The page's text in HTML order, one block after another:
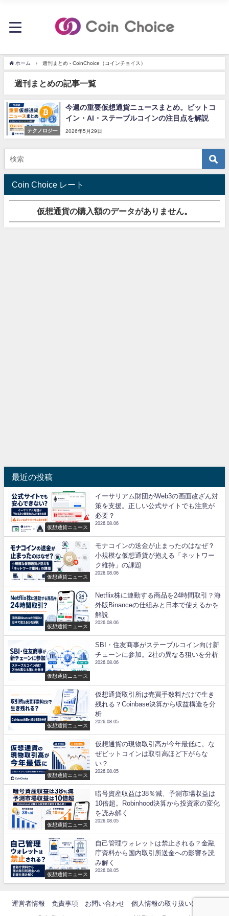
ホーム 週刊まとめ - CoinChoice（コインチョイス）
週刊まとめの記事一覧
テクノロジー
今週の重要仮想通貨ニュースまとめ。ビットコ
イン・AI・ステーブルコインの注目点を解説
2026年5月29日
Coin Choice レート
仮想通貨の購入額のデータがありません。
最近の投稿
仮想通貨ニュース
イーサリアム財団がWeb3の画面改ざん対
策を支援。正しい公式サイトでも注意が
必要？
2026.08.06
仮想通貨ニュース
モナコインの送金が止まったのはなぜ？
小規模な仮想通貨が抱える「ネットワー
ク維持」の課題
2026.08.06
仮想通貨ニュース
Netflix株に連動する商品を24時間取引？海
外版Binanceの仕組みと日本で使えるかを
解説
2026.08.06
仮想通貨ニュース
SBI・住友商事がステーブルコイン向け新
チェーンに参加。2社の異なる狙いを分析
2026.08.06
仮想通貨ニュース
仮想通貨取引所は売買手数料だけで生き
残れる？Coinbase決算から収益構造を分
析
2026.08.05
仮想通貨ニュース
仮想通貨の現物取引高が今年最低に。な
ぜビットコインは取引高ほど下がらな
い？
2026.08.05
仮想通貨ニュース
暗号資産収益は38％減、予測市場収益は
10倍超。Robinhood決算から投資家の変化
を読み解く
2026.08.05
仮想通貨ニュース
自己管理ウォレットは禁止される？金融
庁資料から国内取引所送金への影響を読
み解く
2026.08.05
運営者情報 免責事項 お問い合わせ 個人情報の取り扱いについて